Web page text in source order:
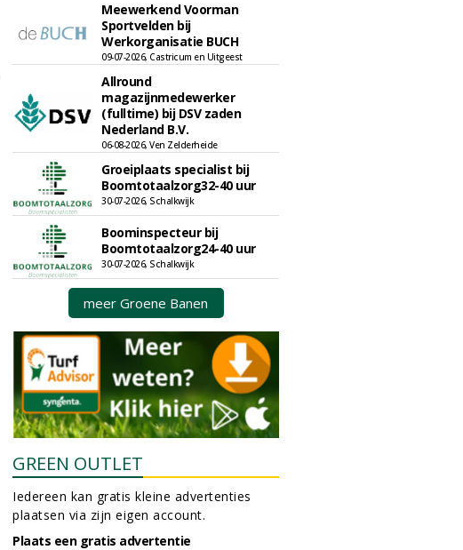
Meewerkend Voorman
Sportvelden bij
Werkorganisatie BUCH
09-07-2026, Castricum en Uitgeest
Allround
magazijnmedewerker
(fulltime) bij DSV zaden
Nederland B.V.
06-08-2026, Ven Zelderheide
Groeiplaats specialist bij
Boomtotaalzorg32-40 uur
30-07-2026, Schalkwijk
Boominspecteur bij
Boomtotaalzorg24-40 uur
30-07-2026, Schalkwijk
meer Groene Banen
GREEN OUTLET
Iedereen kan gratis kleine advertenties
plaatsen via zijn eigen account.
Plaats een gratis advertentie